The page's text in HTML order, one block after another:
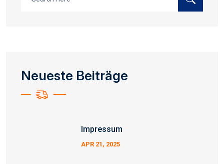
Neueste Beiträge
Impressum
APR 21, 2025